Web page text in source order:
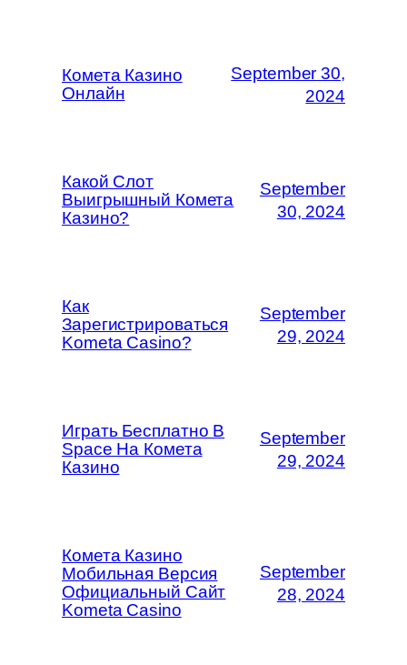
Комета Казино
Онлайн
September 30,
2024
Какой Слот
Выигрышный Комета
Казино?
September
30, 2024
Как
Зарегистрироваться
Kometa Casino?
September
29, 2024
Играть Бесплатно В
Space На Комета
Казино
September
29, 2024
Комета Казино
Мобильная Версия
Официальный Сайт
Kometa Casino
September
28, 2024